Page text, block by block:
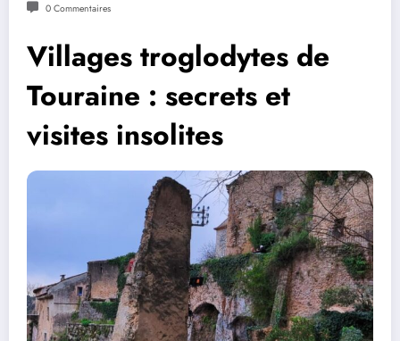
0 Commentaires
Villages troglodytes de
Touraine : secrets et
visites insolites